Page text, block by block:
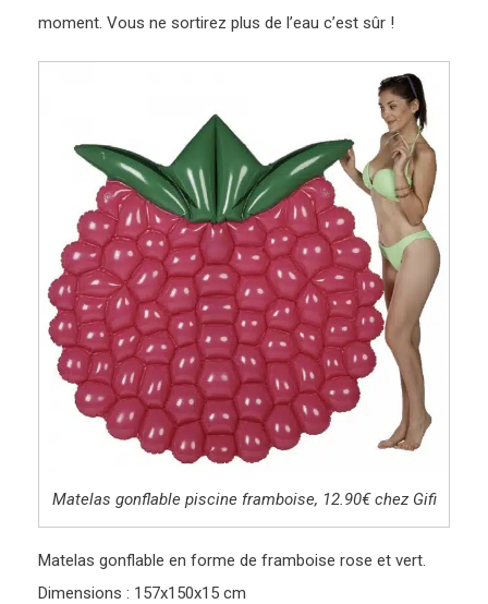
moment. Vous ne sortirez plus de l’eau c’est sûr !
Matelas gonflable piscine framboise, 12.90€ chez Gifi
Matelas gonflable en forme de framboise rose et vert.
Dimensions : 157x150x15 cm